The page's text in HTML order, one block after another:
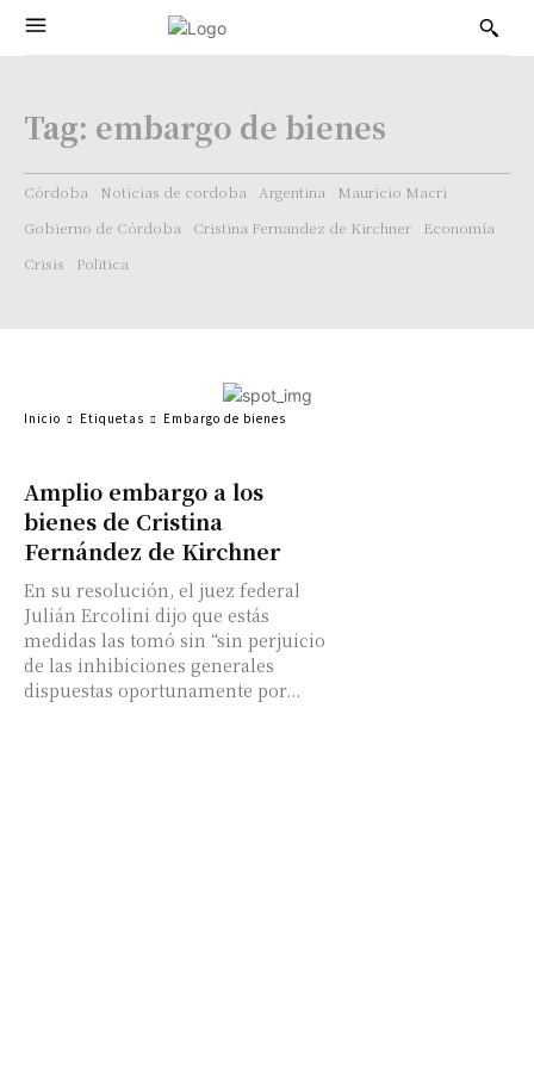
Tag: embargo de bienes
Córdoba Noticias de cordoba Argentina
Mauricio Macri
Gobierno de Córdoba
Cristina Fernandez de Kirchner
Economía
Crisis
Politica
Amplio embargo a los
bienes de Cristina
Fernández de Kirchner
En su resolución, el juez federal
Julián Ercolini dijo que estás
medidas las tomó sin “sin perjuicio
de las inhibiciones generales
dispuestas oportunamente por...
Inicio Etiquetas Embargo de bienes